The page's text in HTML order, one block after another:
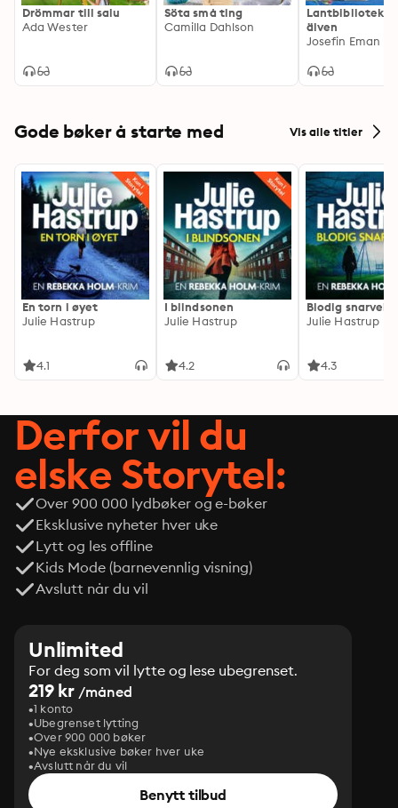
Drömmar till salu
Ada Wester
Söta små ting
Camilla Dahlson
Lantbiblioteket
älven
Josefin Eman
Gode bøker å starte med Vis alle titler
En torn i øyet
Julie Hastrup
4.1
I blindsonen
Julie Hastrup
4.2
Blodig snarvei
Julie Hastrup
4.3
Derfor vil du
elske Storytel:
Over 900 000 lydbøker og e-bøker
Eksklusive nyheter hver uke
Lytt og les offline
Kids Mode (barnevennlig visning)
Avslutt når du vil
Unlimited
For deg som vil lytte og lese ubegrenset.
219 kr /måned
1 konto
Ubegrenset lytting
Over 900 000 bøker
Nye eksklusive bøker hver uke
Avslutt når du vil
Benytt tilbud